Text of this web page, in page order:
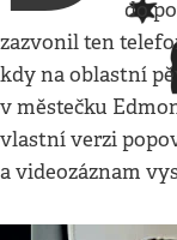
do
zazvonil ten
kdy na oblastní
v městečku
vlastní verzi
a videozáznam